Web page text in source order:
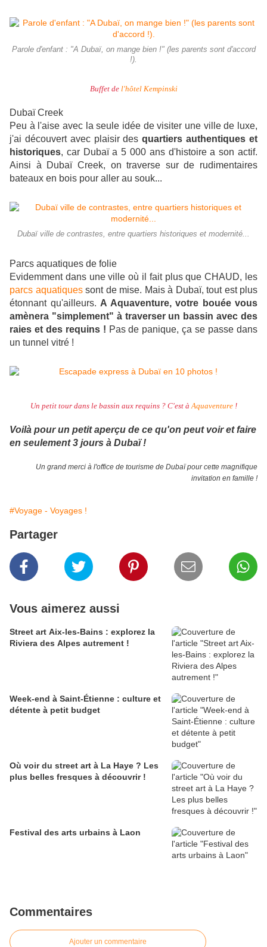
Parole d'enfant : "A Dubaï, on mange bien !" (les parents sont d'accord
!).
Buffet de l'hôtel Kempinski
Dubaï Creek
Peu à l'aise avec la seule idée de visiter une ville de luxe,
j'ai découvert avec plaisir desquartiers authentiques et
historiques, car Dubaï a 5 000 ans d'histoire a son actif.
Ainsi à Dubaï Creek, on traverse sur de rudimentaires
bateaux en bois pour aller au souk...
Dubaï ville de contrastes, entre quartiers historiques et modernité...
Parcs aquatiques de folie
Evidemment dans une ville où il fait plus que CHAUD, les
parcs aquatiquessont de mise. Mais à Dubaï, tout est plus
étonnant qu'ailleurs. A Aquaventure, votre bouée vous
amènera "simplement" à traverser un bassin avec des
raies et des requins ! Pas de panique, ça se passe dans
un tunnel vitré !
Un petit tour dans le bassin aux requins ? C'est àAquaventure!
Voilà pour un petit aperçu de ce qu'on peut voir et faire
en seulement 3 jours à Dubaï !
Un grand merci à l'office de tourisme de Dubaï pour cette magnifique
invitation en famille !
#Voyage - Voyages !
Partager
Vous aimerez aussi
Street art Aix-les-Bains : explorez la
Riviera des Alpes autrement !
Week-end à Saint-Étienne : culture et
détente à petit budget
Où voir du street art à La Haye ? Les
plus belles fresques à découvrir !
Festival des arts urbains à Laon
Commentaires
Ajouter un commentaire